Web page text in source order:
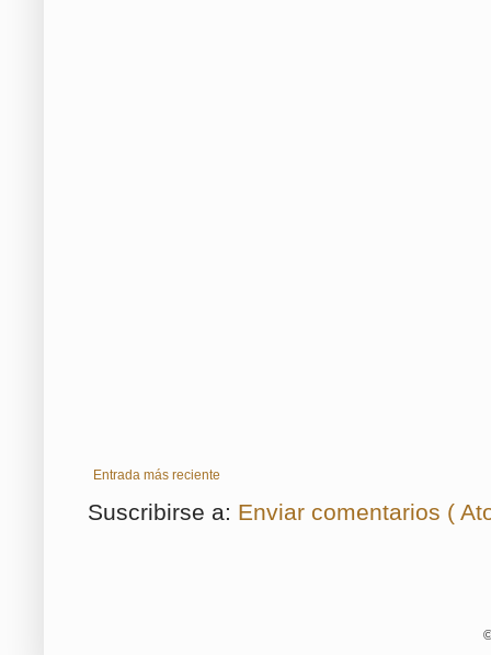
Entrada más reciente
Suscribirse a: Enviar comentarios (